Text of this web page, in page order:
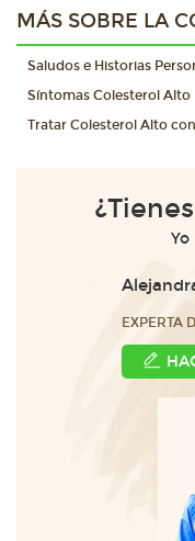
MÁS SOBRE LA
Saludos e Historias
Síntomas Colesterol Alto
Tratar Colesterol Alto
Yo
EXPERTA